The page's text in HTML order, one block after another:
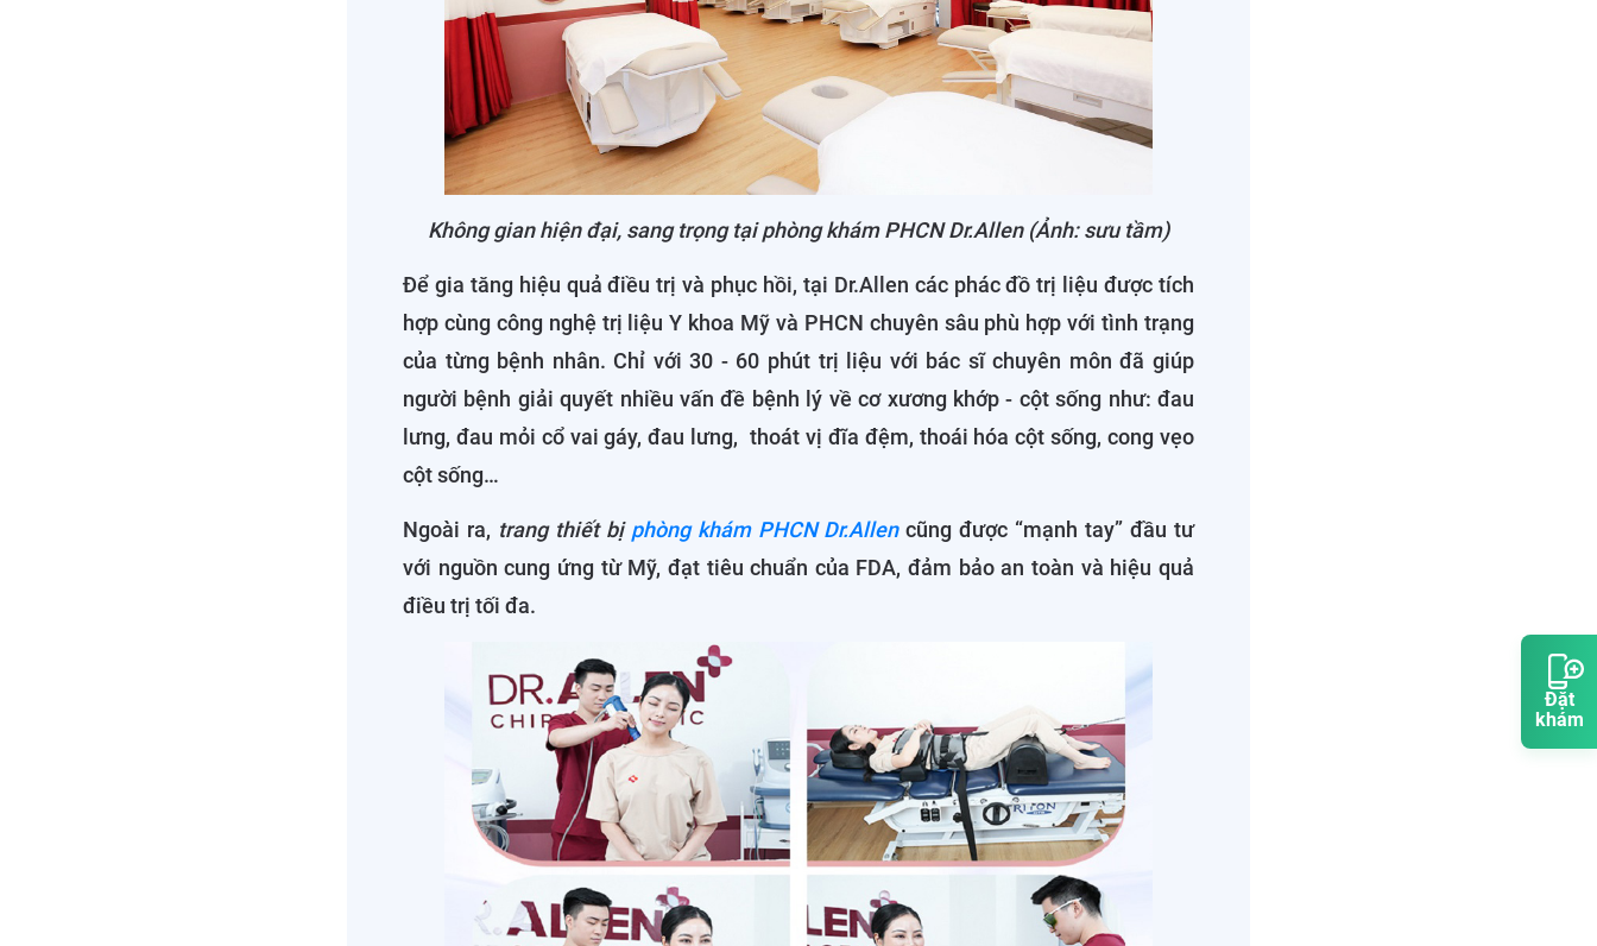
Đặt
khám
Không gian hiện đại, sang trọng tại phòng khám PHCN Dr.Allen (Ảnh: sưu tầm)
Để gia tăng hiệu quả điều trị và phục hồi, tại Dr.Allen các phác đồ trị liệu được tích
hợp cùng công nghệ trị liệu Y khoa Mỹ và PHCN chuyên sâu phù hợp với tình trạng
của từng bệnh nhân. Chỉ với 30 - 60 phút trị liệu với bác sĩ chuyên môn đã giúp
người bệnh giải quyết nhiều vấn đề bệnh lý về cơ xương khớp - cột sống như: đau
lưng, đau mỏi cổ vai gáy, đau lưng, thoát vị đĩa đệm, thoái hóa cột sống, cong vẹo
cột sống…
Ngoài ra, trang thiết bị phòng khám PHCN Dr.Allen cũng được “mạnh tay” đầu tư
với nguồn cung ứng từ Mỹ, đạt tiêu chuẩn của FDA, đảm bảo an toàn và hiệu quả
điều trị tối đa.